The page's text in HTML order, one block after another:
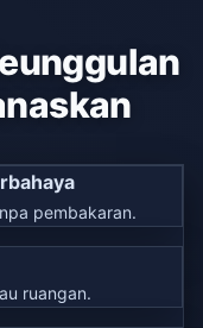
pembakaran.
ruangan.